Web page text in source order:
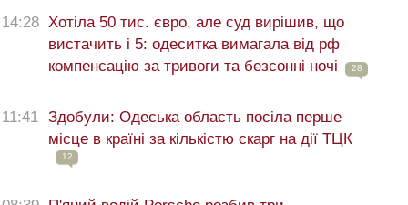
14:28 Хотіла 50 тис. євро, але суд вирішив, що
вистачить і 5: одеситка вимагала від рф
компенсацію за тривоги та безсонні ночі
28
11:41 Здобули: Одеська область посіла перше
місце в країні за кількістю скарг на дії ТЦК
12